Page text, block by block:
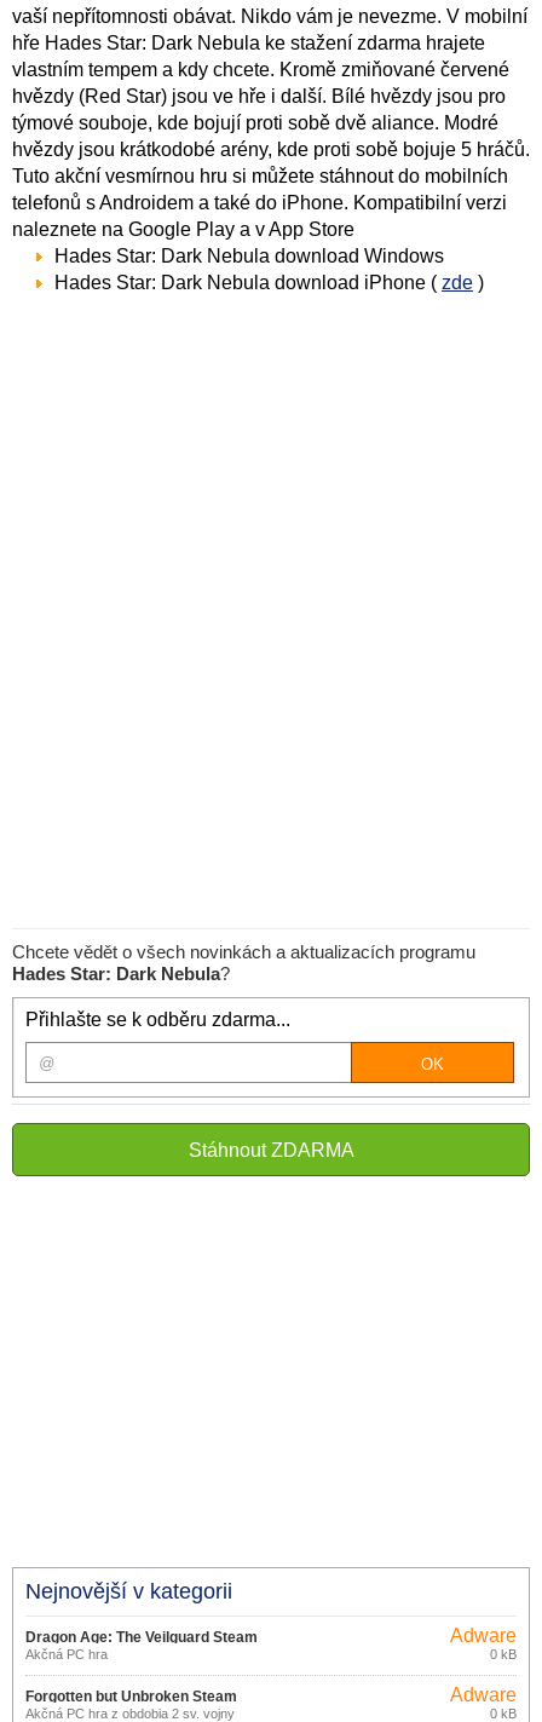
vaší nepřítomnosti obávat. Nikdo vám je nevezme. V mobilní
hře Hades Star: Dark Nebula ke stažení zdarma hrajete
vlastním tempem a kdy chcete. Kromě zmiňované červené
hvězdy (Red Star) jsou ve hře i další. Bílé hvězdy jsou pro
týmové souboje, kde bojují proti sobě dvě aliance. Modré
hvězdy jsou krátkodobé arény, kde proti sobě bojuje 5 hráčů.
Tuto akční vesmírnou hru si můžete stáhnout do mobilních
telefonů s Androidem a také do iPhone. Kompatibilní verzi
naleznete na Google Play a v App Store
Hades Star: Dark Nebula download Windows
Hades Star: Dark Nebula download iPhone ( zde )
Chcete vědět o všech novinkách a aktualizacích programu
Hades Star: Dark Nebula?
Přihlašte se k odběru zdarma...
Stáhnout ZDARMA
Nejnovější v kategorii
Dragon Age: The Veilguard Steam
Akčná PC hra
Adware
0 kB
Forgotten but Unbroken Steam
Akčná PC hra z obdobia 2 sv. vojny
Adware
0 kB